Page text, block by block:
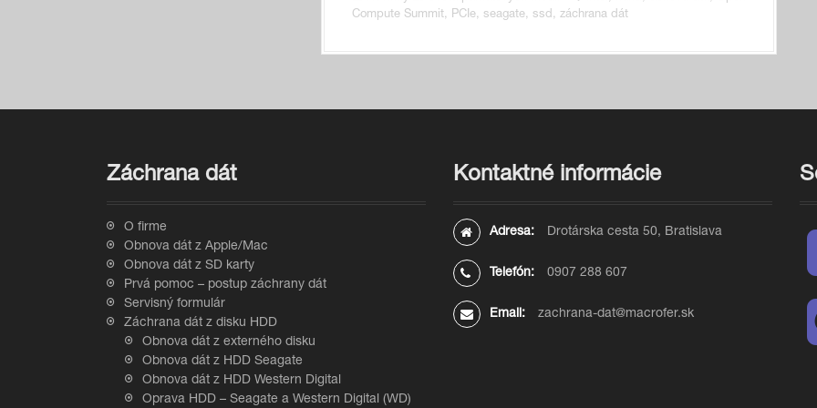
Compute Summit, PCIe, seagate, ssd, záchrana dát
Záchrana dát
O firme
Obnova dát z Apple/Mac
Obnova dát z SD karty
Prvá pomoc – postup záchrany dát
Servisný formulár
Záchrana dát z disku HDD
Obnova dát z externého disku
Obnova dát z HDD Seagate
Obnova dát z HDD Western Digital
Oprava HDD – Seagate a Western Digital (WD)
Kontaktné informácie
Adresa: Drotárska cesta 50, Bratislava
Telefón: 0907 288 607
Email: zachrana-dat@macrofer.sk